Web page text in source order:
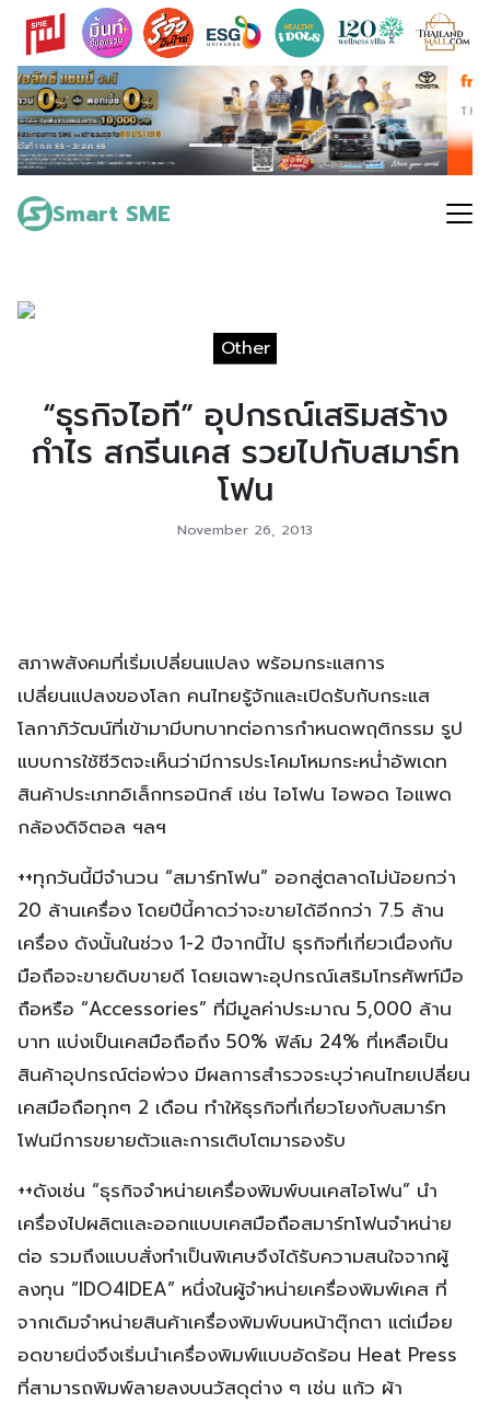
Skip
content
Smart SME
Search
for:
Other
“ธุรกิจไอที” อุปกรณ์เสริมสร้าง
กำไร สกรีนเคส รวยไปกับสมาร์ท
โฟน
November 26, 2013
สภาพสังคมที่เริ่มเปลี่ยนแปลง พร้อมกระแสการ
เปลี่ยนแปลงของโลก คนไทยรู้จักและเปิดรับกับกระแส
โลกาภิวัฒน์ที่เข้ามามีบทบาทต่อการกำหนดพฤติกรรม รูป
แบบการใช้ชีวิตจะเห็นว่ามีการประโคมโหมกระหน่ำอัพเดท
สินค้าประเภทอิเล็กทรอนิกส์ เช่น ไอโฟน ไอพอด ไอแพด
กล้องดิจิตอล ฯลฯ
++ทุกวันนี้มีจำนวน “สมาร์ทโฟน” ออกสู่ตลาดไม่น้อยกว่า
20 ล้านเครื่อง โดยปีนี้คาดว่าจะขายได้อีกกว่า 7.5 ล้าน
เครื่อง ดังนั้นในช่วง 1-2 ปีจากนี้ไป ธุรกิจที่เกี่ยวเนื่องกับ
มือถือจะขายดิบขายดี โดยเฉพาะอุปกรณ์เสริมโทรศัพท์มือ
ถือหรือ “Accessories” ที่มีมูลค่าประมาณ 5,000 ล้าน
บาท แบ่งเป็นเคสมือถือถึง 50% ฟิล์ม 24% ที่เหลือเป็น
สินค้าอุปกรณ์ต่อพ่วง มีผลการสำรวจระบุว่าคนไทยเปลี่ยน
เคสมือถือทุกๆ 2 เดือน ทำให้ธุรกิจที่เกี่ยวโยงกับสมาร์ท
โฟนมีการขยายตัวและการเติบโตมารองรับ
++ดังเช่น “ธุรกิจจำหน่ายเครื่องพิมพ์บนเคสไอโฟน” นำ
เครื่องไปผลิตเเละออกแบบเคสมือถือสมาร์ทโฟนจำหน่าย
ต่อ รวมถึงแบบสั่งทำเป็นพิเศษจึงได้รับความสนใจจากผู้
ลงทุน “IDO4IDEA” หนึ่งในผู้จำหน่ายเครื่องพิมพ์เคส ที่
จากเดิมจำหน่ายสินค้าเครื่องพิมพ์บนหน้าตุ๊กตา แต่เมื่อย
อดขายนิ่งจึงเริ่มนำเครื่องพิมพ์แบบอัดร้อน Heat Press
ที่สามารถพิมพ์ลายลงบนวัสดุต่าง ๆ เช่น แก้ว ผ้า